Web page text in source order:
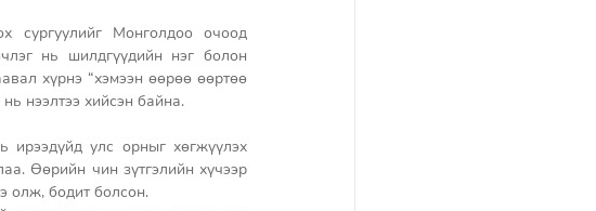
сургуулийг Монголдоо очоод
нь шилдгүүдийн нэг болон
хүрнэ “хэмээн өөрөө өөртөө
нээлтээ хийсэн байна.
улс орныг хөгжүүлэх
Өөрийн чин зүтгэлийн хүчээр
олж, бодит болсон.